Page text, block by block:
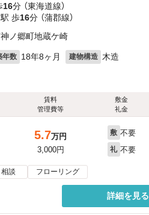
16分 （東海道線）
歩16分 （蒲郡線）
ノ郷町地蔵ケ崎
年数 18年8ヶ月 建物構造 木造
賃料
管理費等
敷金
礼金
5.7万円
3,000円
敷 不要
礼 不要
談 フローリング
詳細を見る